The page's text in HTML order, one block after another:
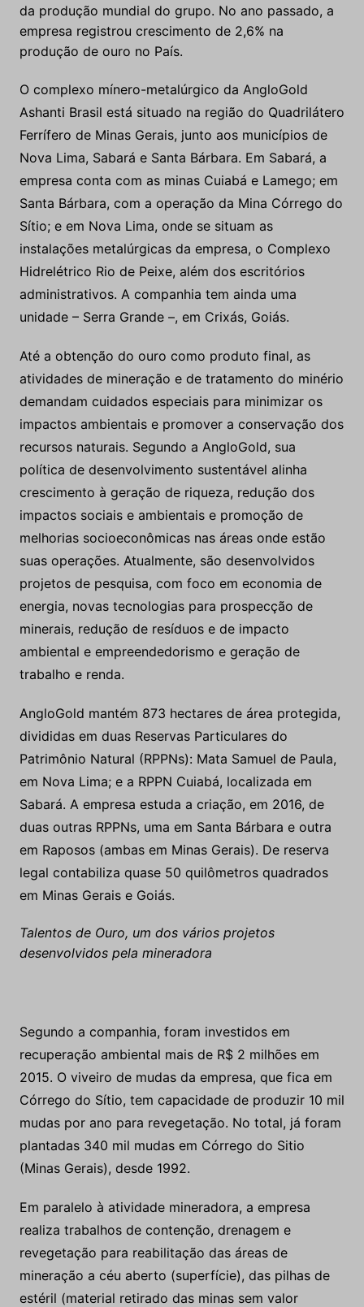
da produção mundial do grupo. No ano passado, a
empresa registrou crescimento de 2,6% na
produção de ouro no País.
O complexo mínero-metalúrgico da AngloGold
Ashanti Brasil está situado na região do Quadrilátero
Ferrífero de Minas Gerais, junto aos municípios de
Nova Lima, Sabará e Santa Bárbara. Em Sabará, a
empresa conta com as minas Cuiabá e Lamego; em
Santa Bárbara, com a operação da Mina Córrego do
Sítio; e em Nova Lima, onde se situam as
instalações metalúrgicas da empresa, o Complexo
Hidrelétrico Rio de Peixe, além dos escritórios
administrativos. A companhia tem ainda uma
unidade – Serra Grande –, em Crixás, Goiás.
Até a obtenção do ouro como produto final, as
atividades de mineração e de tratamento do minério
demandam cuidados especiais para minimizar os
impactos ambientais e promover a conservação dos
recursos naturais. Segundo a AngloGold, sua
política de desenvolvimento sustentável alinha
crescimento à geração de riqueza, redução dos
impactos sociais e ambientais e promoção de
melhorias socioeconômicas nas áreas onde estão
suas operações. Atualmente, são desenvolvidos
projetos de pesquisa, com foco em economia de
energia, novas tecnologias para prospecção de
minerais, redução de resíduos e de impacto
ambiental e empreendedorismo e geração de
trabalho e renda.
AngloGold mantém 873 hectares de área protegida,
divididas em duas Reservas Particulares do
Patrimônio Natural (RPPNs): Mata Samuel de Paula,
em Nova Lima; e a RPPN Cuiabá, localizada em
Sabará. A empresa estuda a criação, em 2016, de
duas outras RPPNs, uma em Santa Bárbara e outra
em Raposos (ambas em Minas Gerais). De reserva
legal contabiliza quase 50 quilômetros quadrados
em Minas Gerais e Goiás.
Talentos de Ouro, um dos vários projetos
desenvolvidos pela mineradora
Segundo a companhia, foram investidos em
recuperação ambiental mais de R$ 2 milhões em
2015. O viveiro de mudas da empresa, que fica em
Córrego do Sítio, tem capacidade de produzir 10 mil
mudas por ano para revegetação. No total, já foram
plantadas 340 mil mudas em Córrego do Sitio
(Minas Gerais), desde 1992.
Em paralelo à atividade mineradora, a empresa
realiza trabalhos de contenção, drenagem e
revegetação para reabilitação das áreas de
mineração a céu aberto (superfície), das pilhas de
estéril (material retirado das minas sem valor